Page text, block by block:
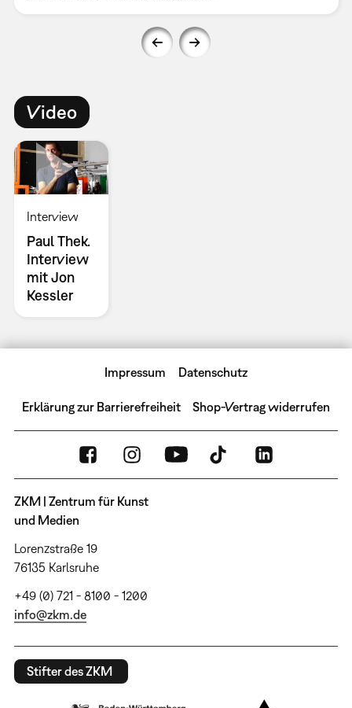
Video
Interview
Paul Thek.
Interview
mit Jon
Kessler
Impressum Datenschutz
Erklärung zur Barrierefreiheit Shop-Vertrag widerrufen
ZKM | Zentrum für Kunst
und Medien
Lorenzstraße 19
76135 Karlsruhe
+49 (0) 721 - 8100 - 1200
info@zkm.de
Stifter des ZKM